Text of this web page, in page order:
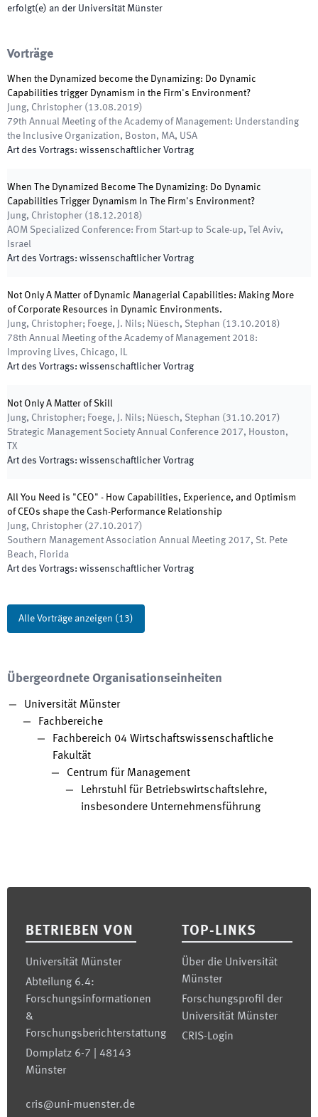
erfolgt(e) an der Universität Münster
Vorträge
When the Dynamized become the Dynamizing: Do Dynamic
Capabilities trigger Dynamism in the Firm's Environment?
Jung, Christopher ( 13.08.2019)
79th Annual Meeting of the Academy of Management: Understanding
the Inclusive Organization, Boston, MA, USA
Art des Vortrags: wissenschaftlicher Vortrag
When The Dynamized Become The Dynamizing: Do Dynamic
Capabilities Trigger Dynamism In The Firm's Environment?
Jung, Christopher ( 18.12.2018)
AOM Specialized Conference: From Start-up to Scale-up,
Tel Aviv,
Israel
Art des Vortrags: wissenschaftlicher Vortrag
Not Only A Matter of Dynamic Managerial Capabilities: Making More
of Corporate Resources in Dynamic Environments.
Jung, Christopher; Foege, J. Nils; Nüesch, Stephan ( 13.10.2018)
78th Annual Meeting of the Academy of Management 2018:
Improving Lives, Chicago, IL
Art des Vortrags: wissenschaftlicher Vortrag
Not Only A Matter of Skill
Jung, Christopher; Foege, J. Nils; Nüesch, Stephan ( 31.10.2017)
Strategic Management Society Annual Conference 2017, Houston,
TX
Art des Vortrags: wissenschaftlicher Vortrag
All You Need is "CEO" - How Capabilities, Experience, and Optimism
of CEOs shape the Cash-Performance Relationship
Jung, Christopher ( 27.10.2017)
Southern Management Association Annual Meeting 2017, St. Pete
Beach, Florida
Art des Vortrags: wissenschaftlicher Vortrag
Alle Vorträge anzeigen (13)
Übergeordnete Organisationseinheiten
Universität Münster
Fachbereiche
Fachbereich 04 Wirtschaftswissenschaftliche
Fakultät
Centrum für Management
Lehrstuhl für Betriebswirtschaftslehre,
insbesondere Unternehmensführung
BETRIEBEN VON
Universität Münster
Abteilung 6.4:
Forschungsinformationen
&
Forschungsberichterstattung
Domplatz 6-7 | 48143
Münster
cris@uni-muenster.de
TOP-LINKS
Über die Universität
Münster
Forschungsprofil der
Universität Münster
CRIS-Login